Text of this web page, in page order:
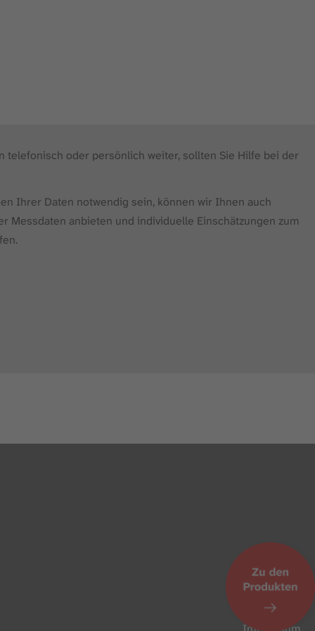
telefonisch oder persönlich weiter, sollten Sie Hilfe bei der
Ihrer Daten notwendig sein, können wir Ihnen auch
Messdaten anbieten und individuelle Einschätzungen zum
AGB
Datenschutz